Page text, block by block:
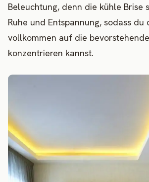
Beleuchtung, denn die kühle Brise
Ruhe und Entspannung, sodass du
vollkommen auf die
konzentrieren kannst.